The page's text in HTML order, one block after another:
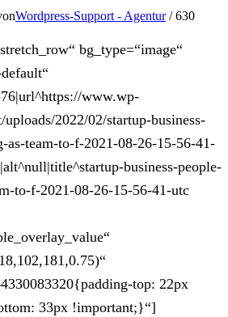
Wordpress-Support - Agentur / 630
bg_type=“image“
www.wp-
2022/02/startup-business-
as-team-to-f-2021-08-26-15-56-41-
business-people-
to-f-2021-08-26-15-56-41-utc
top: 22px
33px !important;}“]